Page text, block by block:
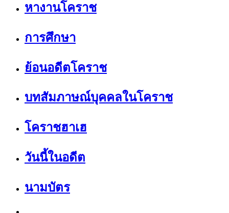
หางานโคราช
การศึกษา
ย้อนอดีตโคราช
บทสัมภาษณ์บุคคลในโคราช
โคราชฮาเฮ
วันนี้ในอดีต
นามบัตร